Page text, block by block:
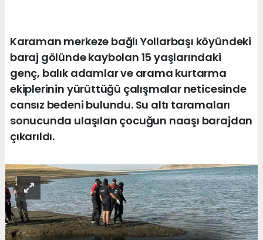
Karaman merkeze bağlı Yollarbaşı köyündeki
baraj gölünde kaybolan 15 yaşlarındaki
genç, balık adamlar ve arama kurtarma
ekiplerinin yürüttüğü çalışmalar neticesinde
cansız bedeni bulundu. Su altı taramaları
sonucunda ulaşılan çocuğun naaşı barajdan
çıkarıldı.